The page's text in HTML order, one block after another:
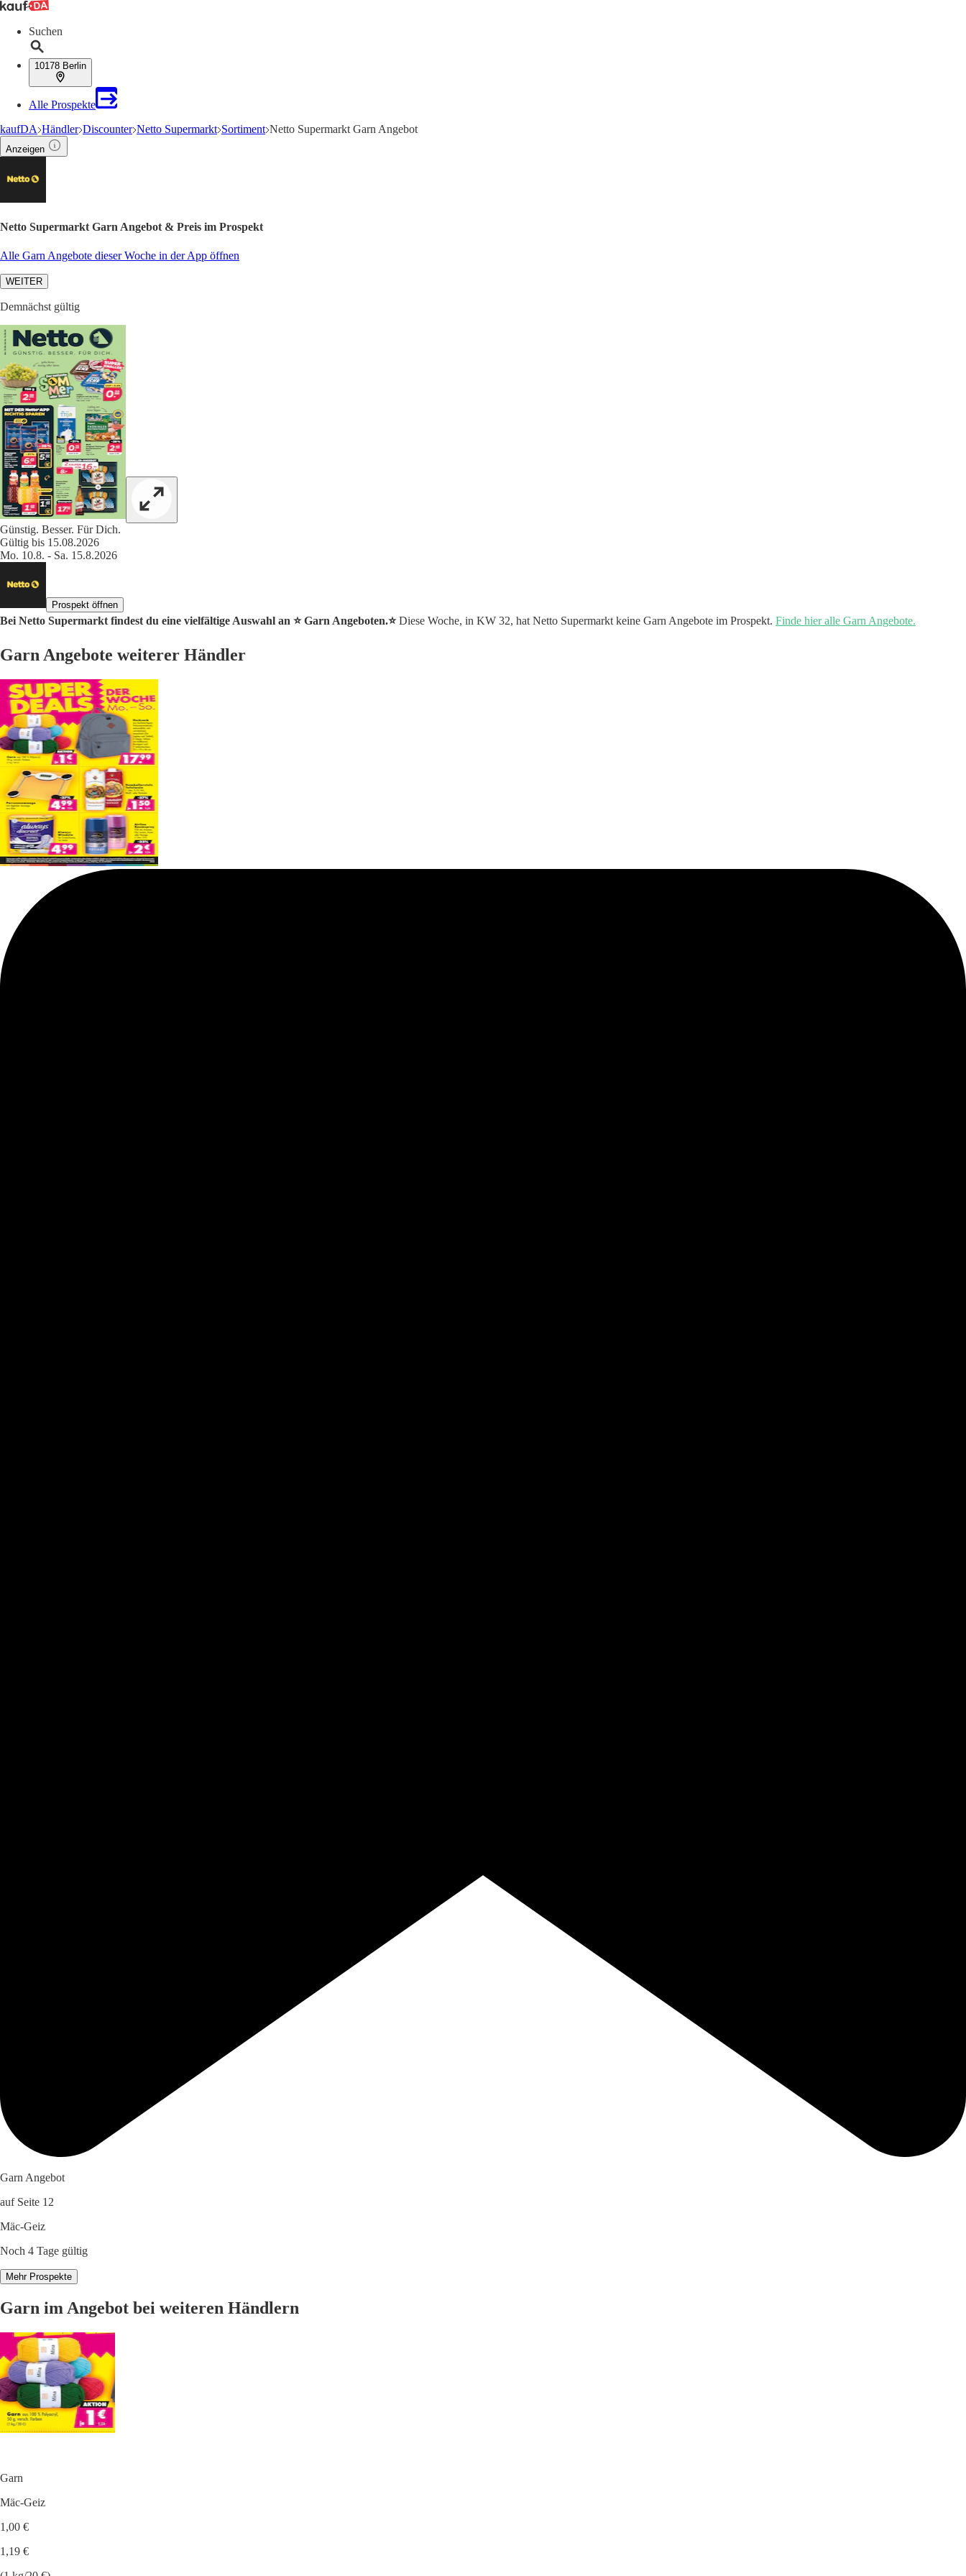
Suchen
10178 Berlin
Alle Prospekte
kaufDA Händler Discounter Netto Supermarkt Sortiment Netto Supermarkt Garn Angebot
Anzeigen
Netto Supermarkt Garn Angebot & Preis im Prospekt
Alle Garn Angebote dieser Woche in der App öffnen
WEITER
Demnächst gültig
Günstig. Besser. Für Dich.
Gültig bis 15.08.2026
Mo. 10.8. - Sa. 15.8.2026
Prospekt öffnen
Bei Netto Supermarkt findest du eine vielfältige Auswahl an ⭐️ Garn Angeboten.⭐️Diese Woche, in KW 32, hat Netto Supermarkt keine Garn Angebote im Prospekt. Finde hier alle Garn Angebote.
Garn Angebote weiterer Händler
Garn Angebot
auf Seite 12
Mäc-Geiz
Noch 4 Tage gültig
Mehr Prospekte
Garn im Angebot bei weiteren Händlern
Garn
Mäc-Geiz
1,00 €
1,19 €